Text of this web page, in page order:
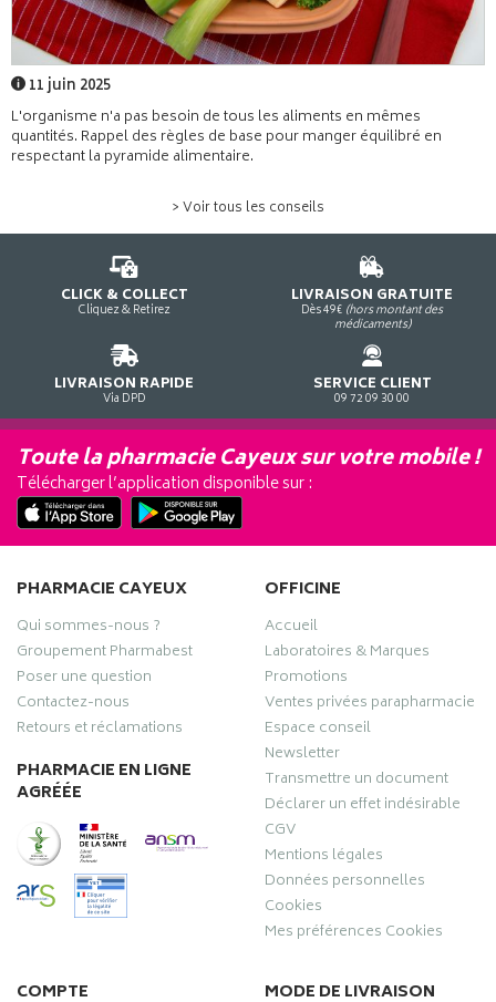
11 juin 2025
L'organisme n'a pas besoin de tous les aliments en mêmes
quantités. Rappel des règles de base pour manger équilibré en
respectant la pyramide alimentaire.
> Voir tous les conseils
CLICK & COLLECT
Cliquez & Retirez
LIVRAISON GRATUITE
Dès 49€ (hors montant des
médicaments)
LIVRAISON RAPIDE
Via DPD
SERVICE CLIENT
09 72 09 30 00
Toute la pharmacie Cayeux sur votre mobile !
Télécharger l’application disponible sur :
PHARMACIE CAYEUX
Qui sommes-nous ?
Groupement Pharmabest
Poser une question
Contactez-nous
Retours et réclamations
PHARMACIE EN LIGNE
AGRÉÉE
OFFICINE
Accueil
Laboratoires & Marques
Promotions
Ventes privées parapharmacie
Espace conseil
Newsletter
Transmettre un document
Déclarer un effet indésirable
CGV
Mentions légales
Données personnelles
Cookies
Mes préférences Cookies
COMPTE MODE DE LIVRAISON